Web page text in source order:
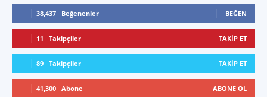
38,437 Beğenenler BEĞEN
11 Takipçiler TAKIP ET
89 Takipçiler TAKIP ET
41,300 Abone ABONE OL